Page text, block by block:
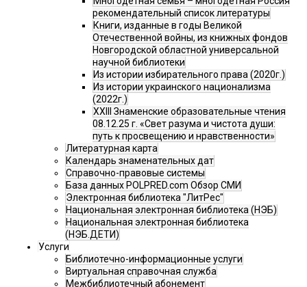
рекомендательный список литературы
Книги, изданные в годы Великой
Отечественной войны, из книжных фондов
Новгородской областной универсальной
научной библиотеки
Из истории избирательного права (2020г.)
Из истории украинского национализма
(2022г.)
XXIII Знаменские образовательные чтения
08.12.25 г. «Свет разума и чистота души:
путь к просвещению и нравственности»
Литературная карта
Календарь знаменательных дат
Справочно-правовые системы
База данных POLPRED.com Обзор СМИ
Электронная библиотека "ЛитРес"
Национальная электронная библиотека (НЭБ)
Национальная электронная библиотека
(НЭБ.ДЕТИ)
Услуги
Библиотечно-информационные услуги
Виртуальная справочная служба
Межбиблиотечный абонемент